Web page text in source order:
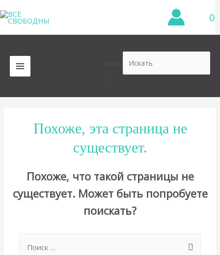
к
содержимому
0
MAIN
MENU
Похоже, эта страница не
существует.
Похоже, что такой страницы не
существует. Может быть попробуете
поискать?
for: